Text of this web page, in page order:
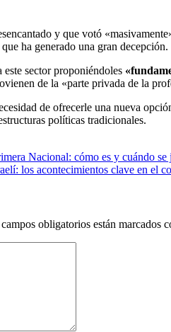
y que votó
ha generado una gran decepción.
este sector proponiéndoles
de la «parte privada de la
de ofrecerle una nueva
políticas tradicionales.
Nacional: cómo es y cuándo se
los acontecimientos clave en el
obligatorios están marcados